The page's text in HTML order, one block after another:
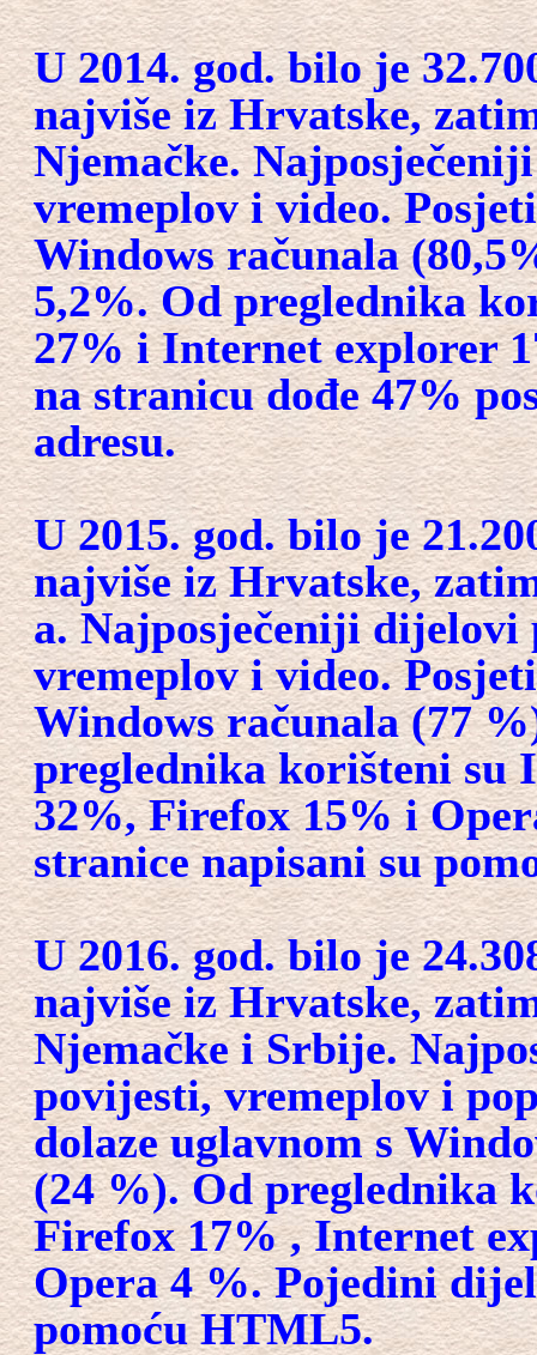
U 2014. god. bilo je
najviše iz Hrvatske,
Njemačke.
vremeplov i video.
Windows računala
5,2%. Od preglednika
27% i Internet explorer
na stranicu dođe 47%
adresu.
U 2015. god. bilo je
najviše iz Hrvatske,
a. Najposječeniji dijelovi
vremeplov i video.
Windows računala (77
preglednika korišteni su
32%, Firefox 15% i
stranice napisani su
U 2016. god. bilo je
najviše iz Hrvatske,
Njemačke i Srbije.
povijesti, vremeplov i
dolaze uglavnom s
(24 %). Od preglednika
Firefox 17% , Internet
Opera 4 %. Pojedini
pomoću HTML5.